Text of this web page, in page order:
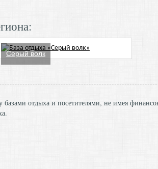
Серый волк
отдыха и посетителями, не имея